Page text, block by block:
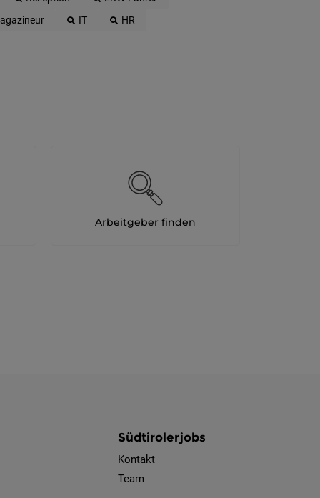
IT
HR
Arbeitgeber finden
Südtirolerjobs
Kontakt
Team